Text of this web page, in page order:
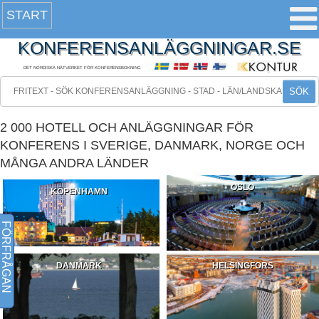
START
KONFERENSANLÄGGNINGAR.SE
DET NORDISKA NÄTVERKET FÖR KONFERENSBOKNING
SÖK
2 000 HOTELL OCH ANLÄGGNINGAR FÖR
KONFERENS I SVERIGE, DANMARK, NORGE OCH
MÅNGA ANDRA LÄNDER
KÖPENHAMN OSLO
DANMARK HELSINGFORS
FÖRFRÅGAN